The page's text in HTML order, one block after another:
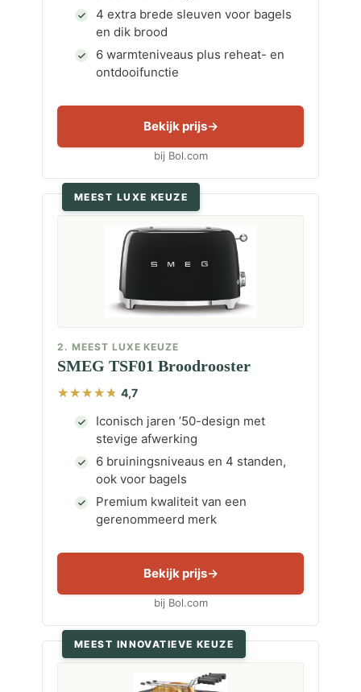
4 extra brede sleuven voor bagels
en dik brood
6 warmteniveaus plus reheat- en
ontdooifunctie
Bekijk prijs
bij Bol.com
MEEST LUXE KEUZE
2. MEEST LUXE KEUZE
SMEG TSF01 Broodrooster
4,7
Iconisch jaren ’50-design met
stevige afwerking
6 bruiningsniveaus en 4 standen,
ook voor bagels
Premium kwaliteit van een
gerenommeerd merk
Bekijk prijs
bij Bol.com
MEEST INNOVATIEVE KEUZE